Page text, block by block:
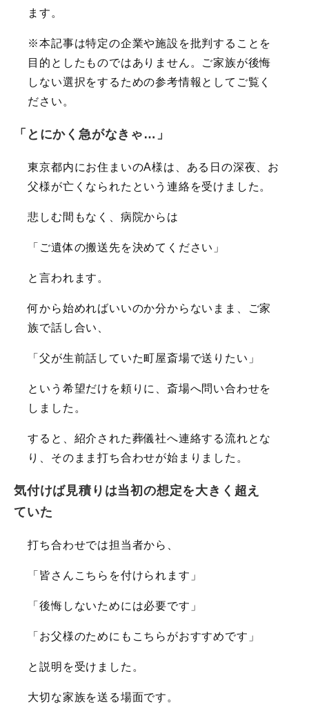
ます。
※本記事は特定の企業や施設を批判することを
目的としたものではありません。ご家族が後悔
しない選択をするための参考情報としてご覧く
ださい。
「とにかく急がなきゃ…」
東京都内にお住まいのA様は、ある日の深夜、お
父様が亡くなられたという連絡を受けました。
悲しむ間もなく、病院からは
「ご遺体の搬送先を決めてください」
と言われます。
何から始めればいいのか分からないまま、ご家
族で話し合い、
「父が生前話していた町屋斎場で送りたい」
という希望だけを頼りに、斎場へ問い合わせを
しました。
すると、紹介された葬儀社へ連絡する流れとな
り、そのまま打ち合わせが始まりました。
気付けば見積りは当初の想定を大きく超え
ていた
打ち合わせでは担当者から、
「皆さんこちらを付けられます」
「後悔しないためには必要です」
「お父様のためにもこちらがおすすめです」
と説明を受けました。
大切な家族を送る場面です。